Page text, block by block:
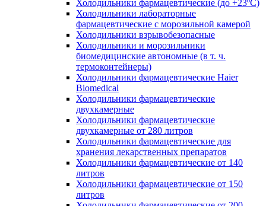
Холодильники фармацевтические (до +23ºС)
Холодильники лабораторные
фармацевтические с морозильной камерой
Холодильники взрывобезопасные
Холодильники и морозильники
биомедицинские автономные (в т. ч.
термоконтейнеры)
Холодильники фармацевтические Haier
Biomedical
Холодильники фармацевтические
двухкамерные
Холодильники фармацевтические
двухкамерные от 280 литров
Холодильники фармацевтические для
хранения лекарственных препаратов
Холодильники фармацевтические от 140
литров
Холодильники фармацевтические от 150
литров